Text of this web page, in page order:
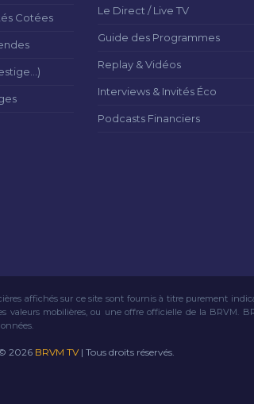
Cotées
Le Direct / Live TV
Guide des Programmes
Replay & Vidéos
Interviews & Invités Éco
Podcasts Financiers
affichés sur ce site sont fournis à titre purement
mobilières, ou une offre officielle de la BRVM.
2026 BRVM TV| Tous droits réservés.